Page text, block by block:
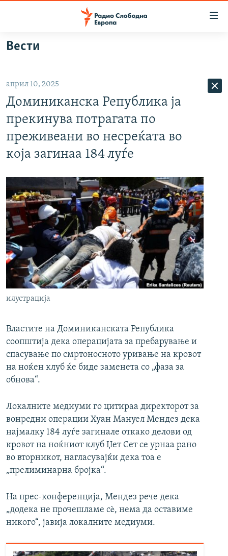
Оди
на
главната
навигација
Премини
на
пребарување
ВИЗУЕЛНО
ВЕСТИ
ШТО ТРЕБА ДА ЗНАЕТЕ
ПРИЈАВИ СЕ ЗА ЊУЗЛЕТЕР
ПОДКАСТ ЗОШТО?
СЛЕДЕТЕ НЕ
РСЕ веб страници
Вести
април 10, 2025
Доминиканска Република ја
прекинува потрагата по
преживеани во несреќата во
која загинаа 184 луѓе
илустрација
Властите на Доминиканската Република
соопштија дека операцијата за пребарување и
спасување по смртоносното уривање на кровот
на ноќен клуб ќе биде заменета со „фаза за
обнова“.
Локалните медиуми го цитираа директорот за
вонредни операции Хуан Мануел Мендез дека
најмалку 184 луѓе загинале откако делови од
кровот на ноќниот клуб Џет Сет се урнаа рано
во вторникот, нагласувајќи дека тоа е
„прелиминарна бројка“.
На прес-конференција, Мендез рече дека
„додека не прочешламе сè, нема да оставиме
никого“, јавија локалните медиуми.